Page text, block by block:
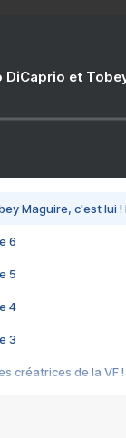
DiCaprio et
Maguire, c'est lui
6
5
4
3
créatrices de la VF !